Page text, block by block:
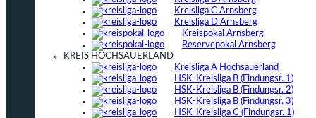
Kreisliga C Arnsberg
Kreisliga D Arnsberg
Kreispokal Arnsberg
Reservepokal Arnsberg
KREIS HOCHSAUERLAND
Kreisliga A Hochsauerland
HSK-Kreisliga B (Findungsr. 1)
HSK-Kreisliga B (Findungsr. 2)
HSK-Kreisliga B (Findungsr. 3)
HSK-Kreisliga C (Findungsr. 1)